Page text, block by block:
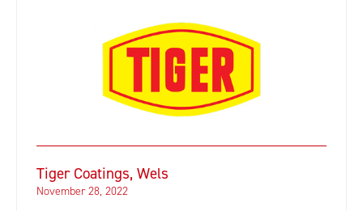
Tiger Coatings, Wels
November 28, 2022